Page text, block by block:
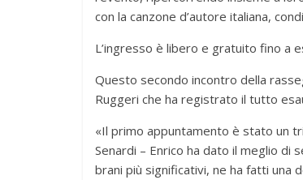
con la canzone d’autore italiana,
L’ingresso è libero e gratuito fino a
Questo secondo incontro della
Ruggeri che ha registrato il tutto
«Il primo appuntamento è stato un
Senardi – Enrico ha dato il meglio di
brani più significativi, ne ha fatti una